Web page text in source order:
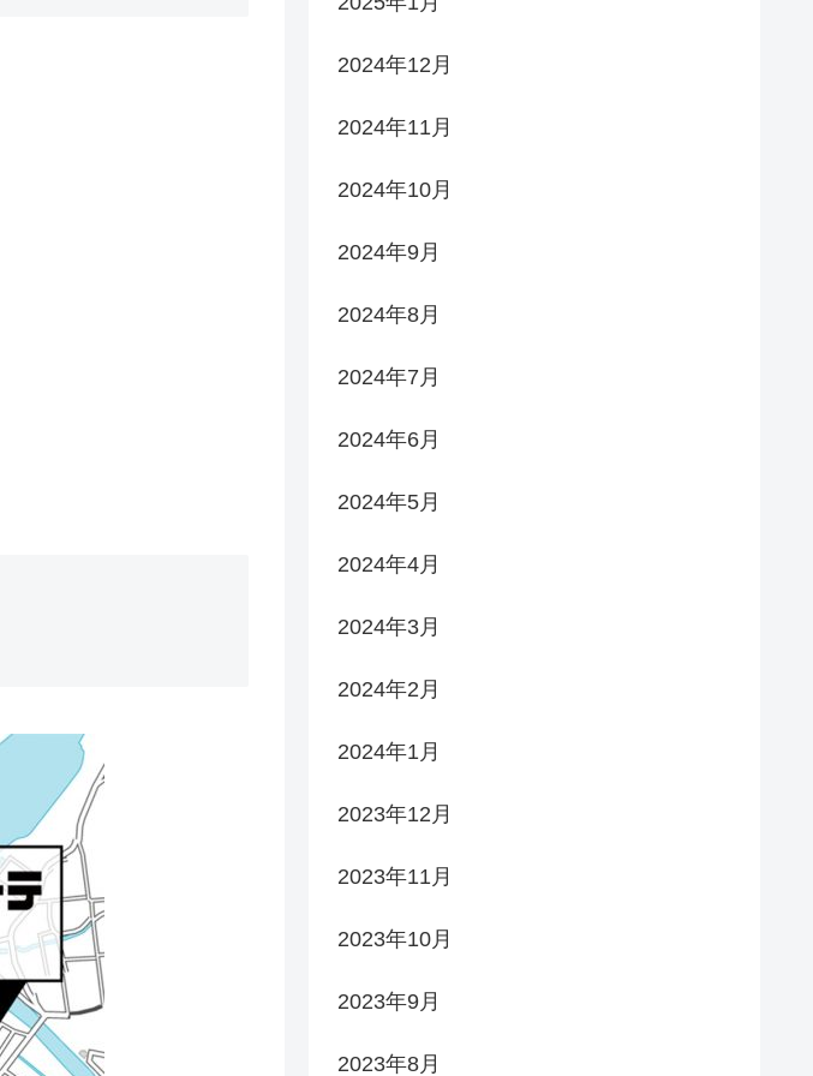
2024年12月
2024年11月
2024年10月
2024年9月
2024年8月
2024年7月
2024年6月
2024年5月
2024年4月
2024年3月
2024年2月
2024年1月
2023年12月
2023年11月
2023年10月
2023年9月
2023年8月